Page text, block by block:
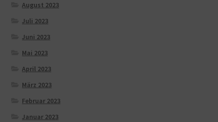
August 2023
Juli 2023
Juni 2023
Mai 2023
April 2023
März 2023
Februar 2023
Januar 2023